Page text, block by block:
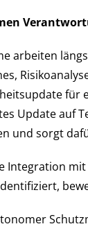
arbeiten
Update auf
und sorgt
Integration